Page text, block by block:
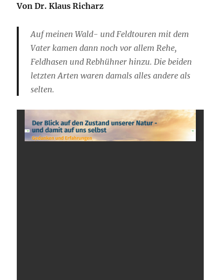
Von Dr. Klaus Richarz
Auf meinen Wald- und Feldtouren mit dem
Vater kamen dann noch vor allem Rehe,
Feldhasen und Rebhühner hinzu. Die beiden
letzten Arten waren damals alles andere als
selten.